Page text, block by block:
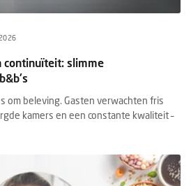
continuïteit: slimme
om beleving. Gasten verwachten fris
kamers en een constante kwaliteit –